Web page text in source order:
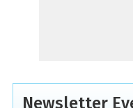
Newsletter